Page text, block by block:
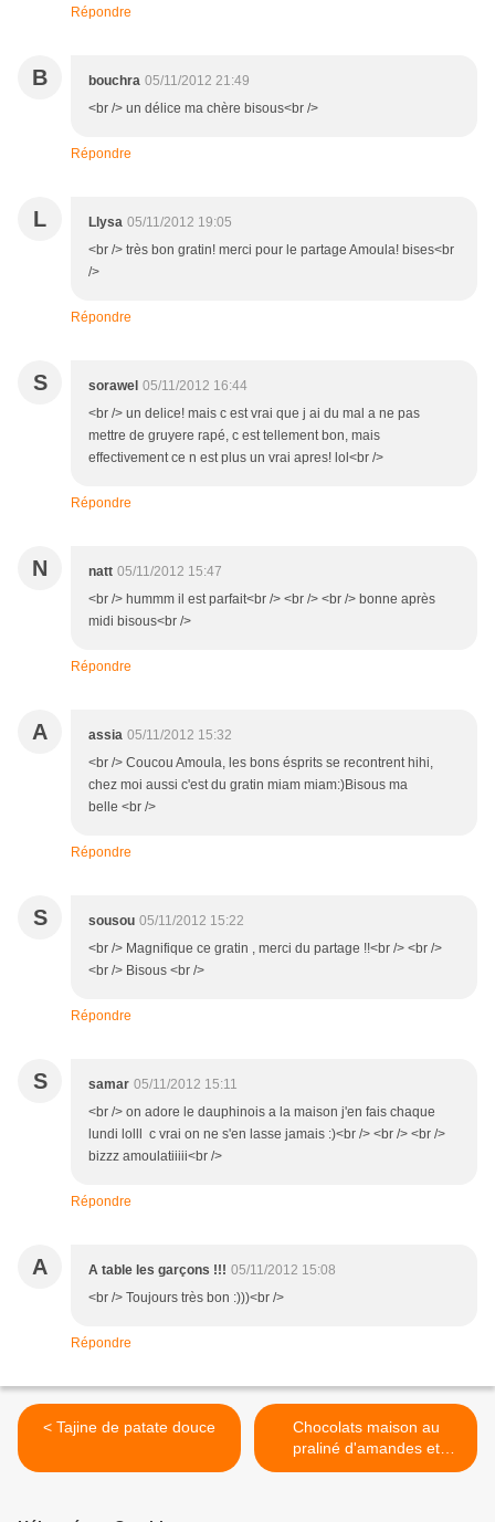
Répondre
B bouchra 05/11/2012 21:49
<br /> un délice ma chère bisous<br />
Répondre
L Llysa 05/11/2012 19:05
<br /> très bon gratin! merci pour le partage Amoula! bises<br
/>
Répondre
S sorawel 05/11/2012 16:44
<br /> un delice! mais c est vrai que j ai du mal a ne pas
mettre de gruyere rapé, c est tellement bon, mais
effectivement ce n est plus un vrai apres! lol<br />
Répondre
N natt 05/11/2012 15:47
<br /> hummm il est parfait<br /> <br /> <br /> bonne après
midi bisous<br />
Répondre
A assia 05/11/2012 15:32
<br /> Coucou Amoula, les bons ésprits se recontrent hihi,
chez moi aussi c'est du gratin miam miam:)Bisous ma
belle <br />
Répondre
S sousou 05/11/2012 15:22
<br /> Magnifique ce gratin , merci du partage !!<br /> <br />
<br /> Bisous <br />
Répondre
S samar 05/11/2012 15:11
<br /> on adore le dauphinois a la maison j'en fais chaque
lundi lolll c vrai on ne s'en lasse jamais :)<br /> <br /> <br />
bizzz amoulatiiiii<br />
Répondre
A A table les garçons !!! 05/11/2012 15:08
<br /> Toujours très bon :)))<br />
Répondre
< Tajine de patate douce
Chocolats maison au
praliné d'amandes et
Nutella >